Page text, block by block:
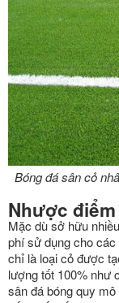
Bóng đá sân cỏ
Nhược
Mặc dù sở hữu
phí sử dụng cho
chỉ là loại cỏ được
lượng tốt 100% như
sân đá bóng quy